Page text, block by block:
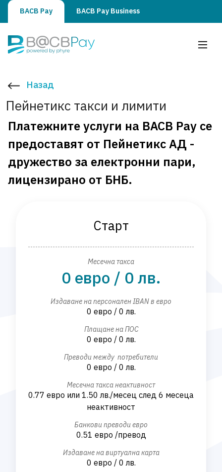
BACB Pay BACB Pay Business
BACB Pay
Назад
Пейнетикс такси и лимити
Платежните услуги на BACB Pay се
предоставят от Пейнетикс АД -
дружество за електронни пари,
лицензирано от БНБ.
Старт
Месечна такса
0 евро / 0 лв.
Издаване на персонален IBAN в евро
0 евро / 0 лв.
Плащане на ПОС
0 евро / 0 лв.
Преводи между потребители
0 евро / 0 лв.
Месечна такса неактивност
0.77 евро или 1.50 лв./месец след 6 месеца
неактивност
Банкови преводи евро
0.51 евро /превод
Издаване на виртуална карта
0 евро / 0 лв.